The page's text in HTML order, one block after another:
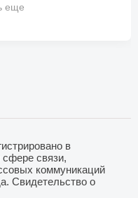
еще
в
связи,
коммуникаций
Свидетельство о